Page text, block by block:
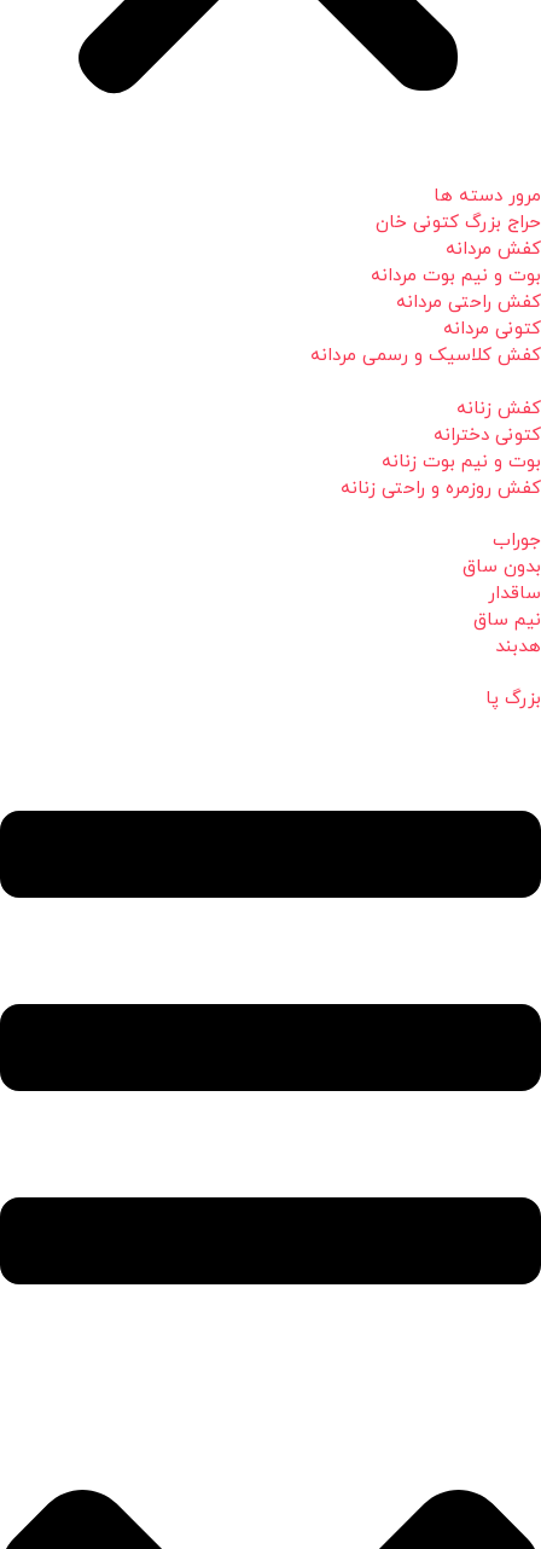
مرور دسته ها
حراج بزرگ کتونی خان
کفش مردانه
بوت و نیم بوت مردانه
کفش راحتی مردانه
کتونی مردانه
کفش کلاسیک و رسمی مردانه
کفش زنانه
کتونی دخترانه
بوت و نیم بوت زنانه
کفش روزمره و راحتی زنانه
جوراب
بدون ساق
ساقدار
نیم ساق
هدبند
بزرگ پا